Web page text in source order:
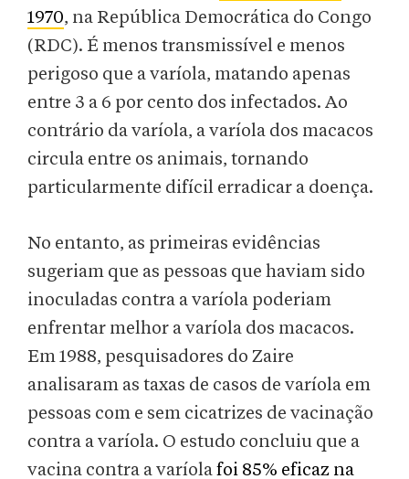
1970, na República Democrática do Congo
(RDC). É menos transmissível e menos
perigoso que a varíola, matando apenas
entre 3 a 6 por cento dos infectados. Ao
contrário da varíola, a varíola dos macacos
circula entre os animais, tornando
particularmente difícil erradicar a doença.
No entanto, as primeiras evidências
sugeriam que as pessoas que haviam sido
inoculadas contra a varíola poderiam
enfrentar melhor a varíola dos macacos.
Em 1988, pesquisadores do Zaire
analisaram as taxas de casos de varíola em
pessoas com e sem cicatrizes de vacinação
contra a varíola. O estudo concluiu que a
vacina contra a varíolafoi 85% eficaz na